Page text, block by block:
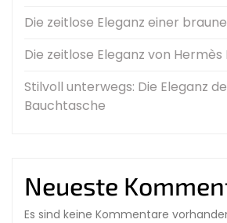
Die zeitlose Eleganz einer
Die zeitlose Eleganz von
Stilvoll unterwegs: Die Eleganz
Bauchtasche
Neueste
Es sind keine Kommentare